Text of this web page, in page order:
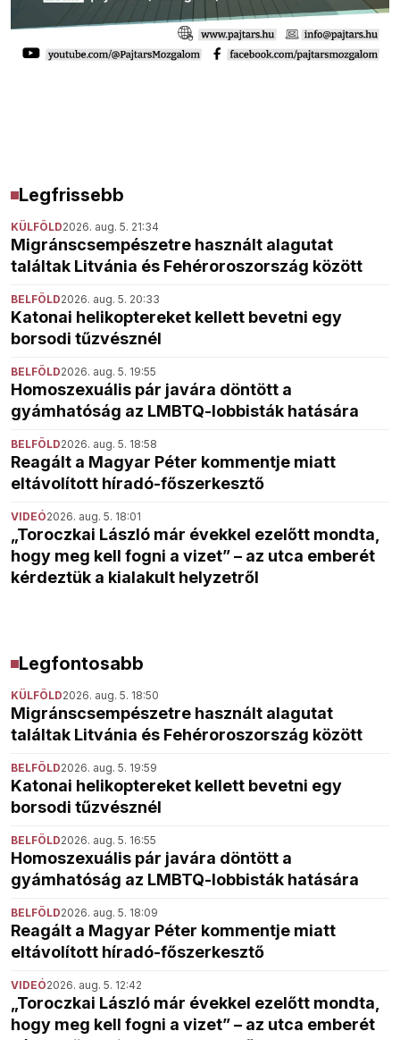
Legfrissebb
KÜLFÖLD2026. aug. 5. 21:34
Migránscsempészetre használt alagutat
találtak Litvánia és Fehéroroszország között
BELFÖLD2026. aug. 5. 20:33
Katonai helikoptereket kellett bevetni egy
borsodi tűzvésznél
BELFÖLD2026. aug. 5. 19:55
Homoszexuális pár javára döntött a
gyámhatóság az LMBTQ-lobbisták hatására
BELFÖLD2026. aug. 5. 18:58
Reagált a Magyar Péter kommentje miatt
eltávolított híradó-főszerkesztő
VIDEÓ2026. aug. 5. 18:01
„Toroczkai László már évekkel ezelőtt mondta,
hogy meg kell fogni a vizet” – az utca emberét
kérdeztük a kialakult helyzetről
Legfontosabb
KÜLFÖLD2026. aug. 5. 18:50
Migránscsempészetre használt alagutat
találtak Litvánia és Fehéroroszország között
BELFÖLD2026. aug. 5. 19:59
Katonai helikoptereket kellett bevetni egy
borsodi tűzvésznél
BELFÖLD2026. aug. 5. 16:55
Homoszexuális pár javára döntött a
gyámhatóság az LMBTQ-lobbisták hatására
BELFÖLD2026. aug. 5. 18:09
Reagált a Magyar Péter kommentje miatt
eltávolított híradó-főszerkesztő
VIDEÓ2026. aug. 5. 12:42
„Toroczkai László már évekkel ezelőtt mondta,
hogy meg kell fogni a vizet” – az utca emberét